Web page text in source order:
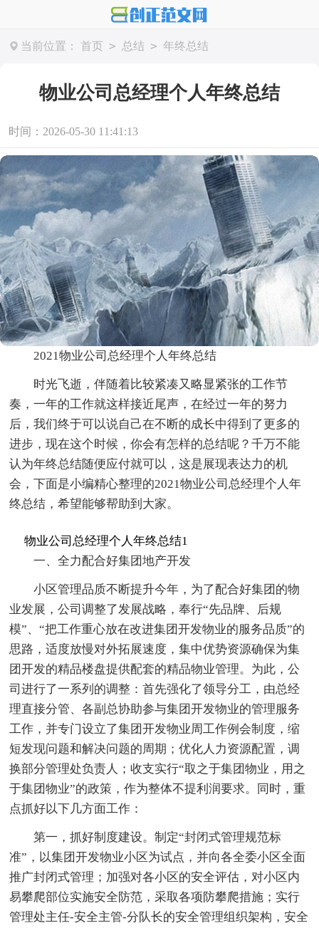
当前位置： 首页 > 总结 > 年终总结
物业公司总经理个人年终总结
时间：2026-05-30 11:41:13
2021物业公司总经理个人年终总结
时光飞逝，伴随着比较紧凑又略显紧张的工作节
奏，一年的工作就这样接近尾声，在经过一年的努力
后，我们终于可以说自己在不断的成长中得到了更多的
进步，现在这个时候，你会有怎样的总结呢？千万不能
认为年终总结随便应付就可以，这是展现表达力的机
会，下面是小编精心整理的2021物业公司总经理个人年
终总结，希望能够帮助到大家。
物业公司总经理个人年终总结1
一、全力配合好集团地产开发
小区管理品质不断提升今年，为了配合好集团的物
业发展，公司调整了发展战略，奉行“先品牌、后规
模”、“把工作重心放在改进集团开发物业的服务品质”的
思路，适度放慢对外拓展速度，集中优势资源确保为集
团开发的精品楼盘提供配套的精品物业管理。为此，公
司进行了一系列的调整：首先强化了领导分工，由总经
理直接分管、各副总协助参与集团开发物业的管理服务
工作，并专门设立了集团开发物业周工作例会制度，缩
短发现问题和解决问题的周期；优化人力资源配置，调
换部分管理处负责人；收支实行“取之于集团物业，用之
于集团物业”的政策，作为整体不提利润要求。同时，重
点抓好以下几方面工作：
第一，抓好制度建设。制定“封闭式管理规范标
准”，以集团开发物业小区为试点，并向各全委小区全面
推广封闭式管理；加强对各小区的安全评估，对小区内
易攀爬部位实施安全防范，采取各项防攀爬措施；实行
管理处主任-安全主管-分队长的安全管理组织架构，安全